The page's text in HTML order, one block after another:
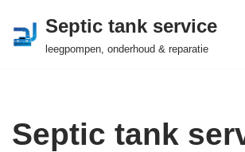
Ga
Septic tank service
leegpompen, onderhoud & reparatie
Septic tank